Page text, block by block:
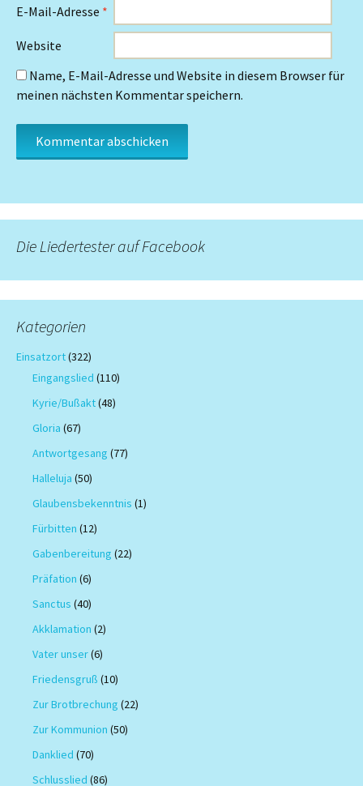
E-Mail-Adresse *
Website
Name, E-Mail-Adresse und Website in diesem Browser für
meinen nächsten Kommentar speichern.
Die Liedertester auf Facebook
Kategorien
Einsatzort(322)
Eingangslied (110)
Kyrie/Bußakt(48)
Gloria (67)
Antwortgesang (77)
Halleluja (50)
Glaubensbekenntnis (1)
Fürbitten (12)
Gabenbereitung (22)
Präfation (6)
Sanctus (40)
Akklamation (2)
Vater unser(6)
Friedensgruß (10)
Zur Brotbrechung (22)
Zur Kommunion (50)
Danklied (70)
Schlusslied (86)